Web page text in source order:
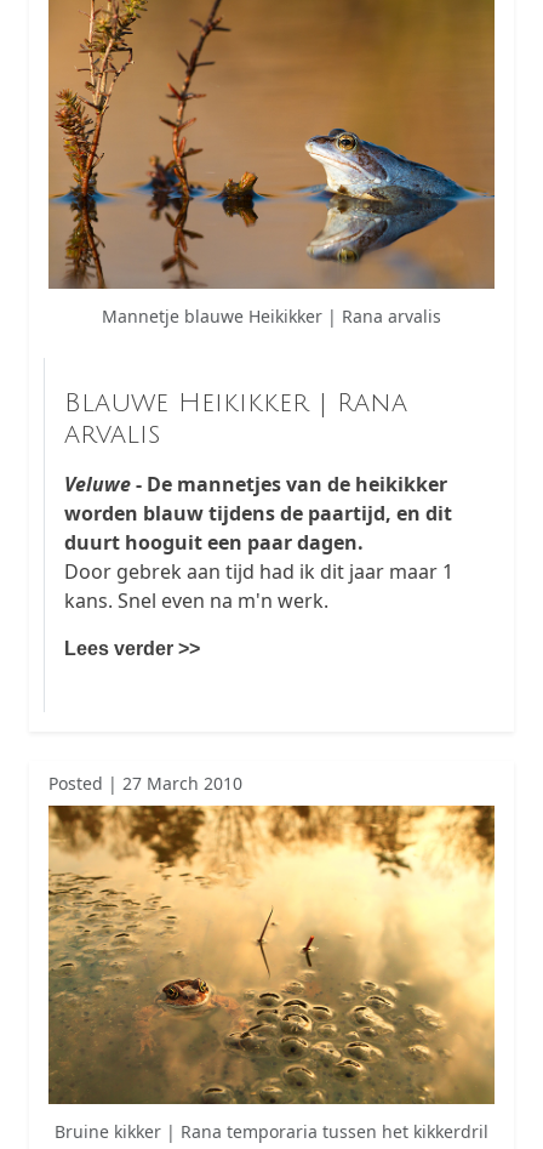
Mannetje blauwe Heikikker | Rana arvalis
Blauwe Heikikker | Rana
arvalis
Veluwe- De mannetjes van de heikikker
worden blauw tijdens de paartijd, en dit
duurt hooguit een paar dagen.
Door gebrek aan tijd had ik dit jaar maar 1
kans. Snel even na m'n werk.
Lees verder >>
Posted | 27 March 2010
Bruine kikker | Rana temporaria tussen het kikkerdril